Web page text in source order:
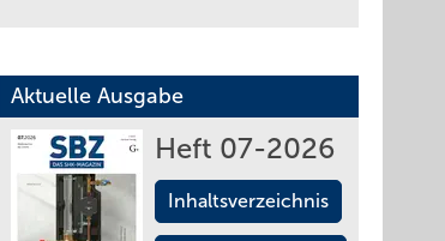
Aktuelle Ausgabe
Heft 07-2026
Inhaltsverzeichnis